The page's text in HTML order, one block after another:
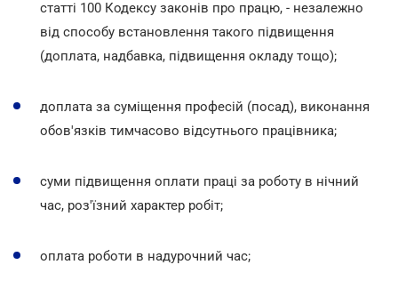
статті 100 Кодексу законів про працю, - незалежно
від способу встановлення такого підвищення
(доплата, надбавка, підвищення окладу тощо);
доплата за суміщення професій (посад), виконання
обов'язків тимчасово відсутнього працівника;
суми підвищення оплати праці за роботу в нічний
час, роз'їзний характер робіт;
оплата роботи в надурочний час;